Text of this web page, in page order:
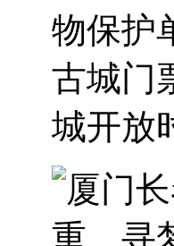
物保护
古城门
城开放